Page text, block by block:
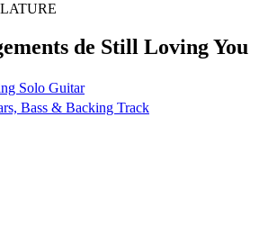
de Still Loving You
Solo Guitar
Bass & Backing Track